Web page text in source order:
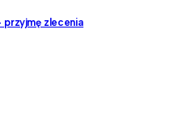
zlecenia